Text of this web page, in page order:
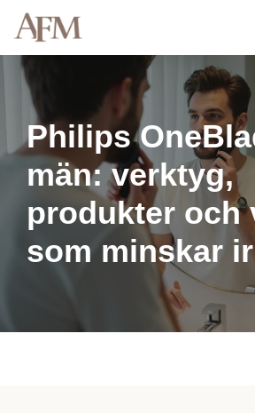
till
innehåll
Philips
män: verktyg,
produkter och
som minskar